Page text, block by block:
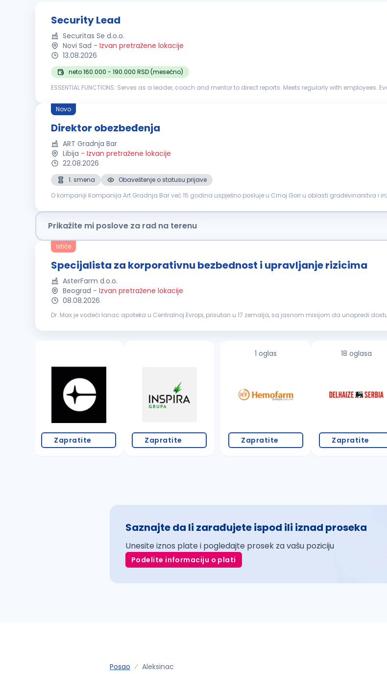
Security Lead
Securitas Se d.o.o.
Novi Sad - Izvan pretražene lokacije
13.08.2026
neto 160.000 - 190.000 RSD (mesečno)
ESSENTIAL FUNCTIONS: Serves as a leader, coach and mentor to direct reports. Meets regularly with employees. Evaluates performance of personnel. Documents
Novo
Direktor obezbeđenja
ART Gradnja Bar
Libija - Izvan pretražene lokacije
22.08.2026
1. smena
Obaveštenje o statusu prijave
O kompaniji Kompanija Art Gradnja Bar već 15 godina uspješno posluje u Crnoj Gori u oblasti građevinarstva
Prikažite mi poslove za rad na terenu
Ističe
Specijalista za korporativnu bezbednost i upravljanje rizicima
AsterFarm d.o.o.
Beograd - Izvan pretražene lokacije
08.08.2026
Dr. Max je vodeći lanac apoteka u Centralnoj Evropi, prisutan u 17 zemalja, sa jasnom misijom da unapredi
Zapratite Zapratite
1 oglas
Zapratite
18 oglasa
Zapratite
Saznajte da li zarađujete ispod ili iznad proseka
Unesite iznos plate i pogledajte prosek za vašu poziciju
Podelite informaciju o plati
Posao Aleksinac